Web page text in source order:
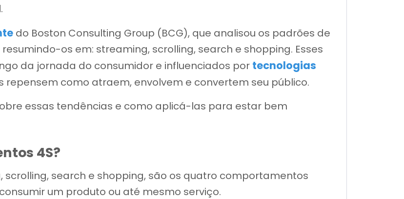
do Boston Consulting Group (BCG), que analisou os padrões de
os em: streaming, scrolling, search e shopping. Esses
da jornada do consumidor e influenciados por tecnologias
como atraem, envolvem e convertem seu público.
essas tendências e como aplicá-las para estar bem
4S?
search e shopping, são os quatro comportamentos
um produto ou até mesmo serviço.